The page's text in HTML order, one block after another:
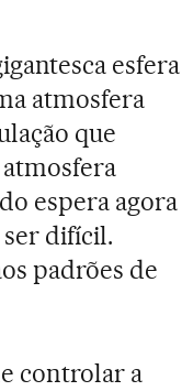
esfera
atmosfera
que
espera agora
ser difícil.
padrões de
controlar a